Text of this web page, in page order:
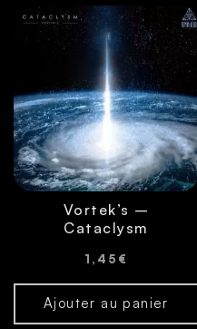
Vortek’s –
Cataclysm
1,45 €
Ajouter au panier